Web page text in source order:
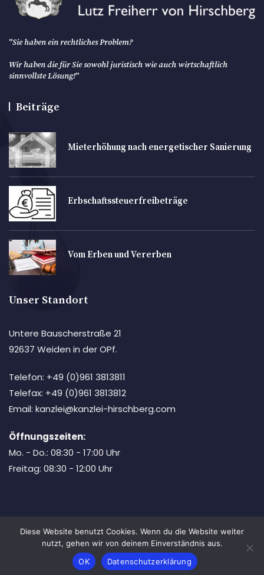
"Sie haben ein rechtliches Problem?
Wir haben die für Sie sowohl juristisch wie auch wirtschaftlich
sinnvollste Lösung!"
Beiträge
Mieterhöhung nach energetischer Sanierung
Erbschaftssteuerfreibeträge
Vom Erben und Vererben
Unser Standort
Untere Bauscherstraße 21
92637 Weiden in der OPf.
Telefon: +49 (0)961 3813811
Telefax: +49 (0)961 3813812
Email: kanzlei@kanzlei-hirschberg.com
Öffnungszeiten:
Mo. - Do.: 08:30 - 17:00 Uhr
Freitag: 08:30 - 12:00 Uhr
Copyright © 2026 Bosa Lawyer. Powered byBosa Themes
Honorare Impressum Datenschutz
Diese Website benutzt Cookies. Wenn du die Website weiter
nutzt, gehen wir von deinem Einverständnis aus.
OK
Datenschutzerklärung